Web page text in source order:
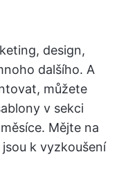
design,
dalšího. A
můžete
v sekci
Mějte na
k vyzkoušení